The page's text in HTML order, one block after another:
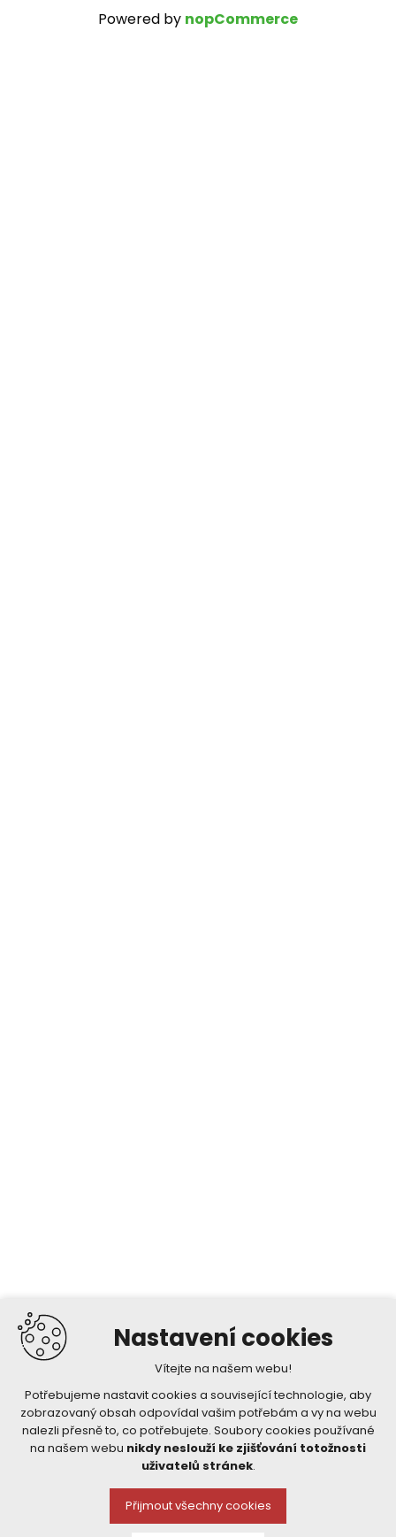
Nastavení cookies
Vítejte na našem webu!
Potřebujeme nastavit cookies a související technologie, aby
zobrazovaný obsah odpovídal vašim potřebám a vy na webu
nalezli přesně to, co potřebujete. Soubory cookies používané
na našem webu nikdy neslouží ke zjišťování totožnosti
uživatelů stránek.
Přijmout všechny cookies
Powered by nopCommerce